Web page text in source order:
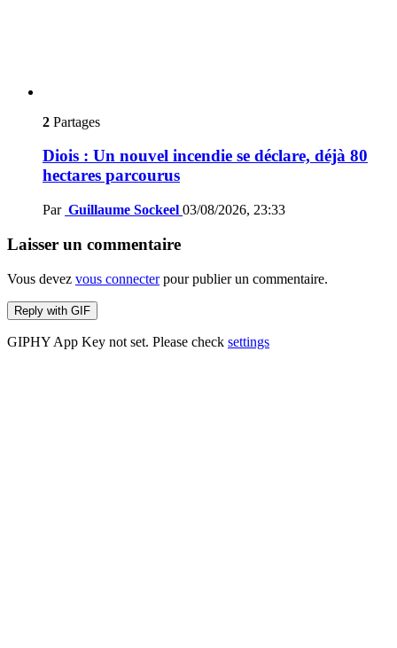
2 Partages
Diois : Un nouvel incendie se déclare, déjà 80
hectares parcourus
Par Guillaume Sockeel 03/08/2026, 23:33
Laisser un commentaire
Vous devez vous connecterpour publier un commentaire.
Reply with GIF
GIPHY App Key not set. Please check settings